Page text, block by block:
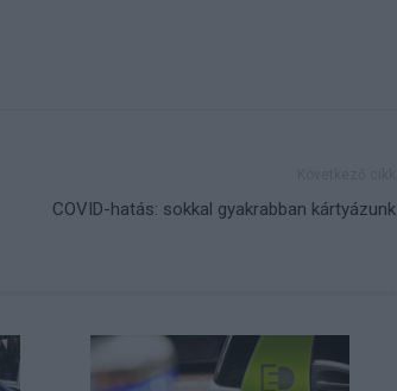
COVID-hatás: sokkal gyakrabban kártyázunk